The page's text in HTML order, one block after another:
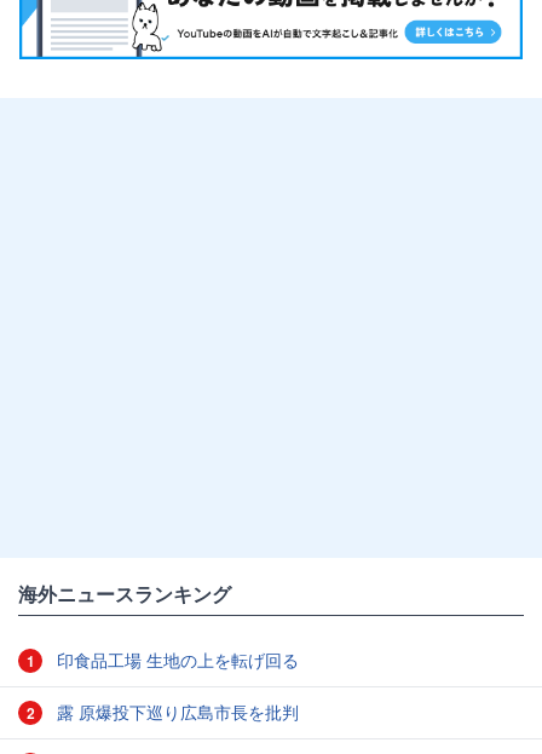
海外ニュースランキング
1 印食品工場 生地の上を転げ回る
2 露 原爆投下巡り広島市長を批判